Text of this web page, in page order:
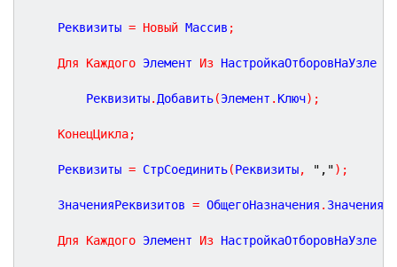
	Реквизиты
= Новый Массив ;
Для Каждого Элемент Из НастройкаОтборовНаУзле
		Реквизиты
. Добавить(Элемент . Ключ) ;
КонецЦикла;
	Реквизиты
= СтрСоединить(Реквизиты, ",") ;
	ЗначенияРеквизитов
= ОбщегоНазначения .
Для Каждого Элемент Из НастройкаОтборовНаУзле